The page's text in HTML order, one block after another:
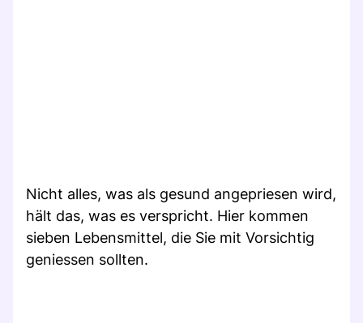
Nicht alles, was als gesund angepriesen wird,
hält das, was es verspricht. Hier kommen
sieben Lebensmittel, die Sie mit Vorsichtig
geniessen sollten.